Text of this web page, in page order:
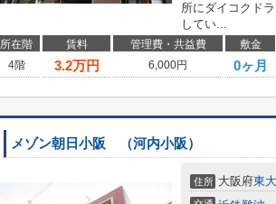
所にダイコクド
してい...
所在階 賃料 管理費・共益費 敷金
4階
3.2万円 6,000円 0ヶ月
メゾン朝日小阪 （河内小阪）
住所 大阪府東